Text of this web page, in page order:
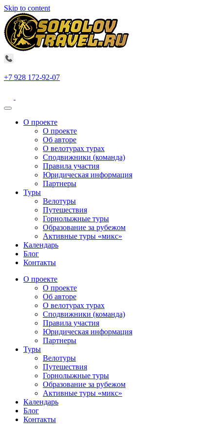
Skip to content
+7 928 172-92-07
О проекте
О проекте
Об авторе
О велотурах турах
Сподвижники (команда)
Правила участия
Юридическая информация
Партнеры
Туры
Велотуры
Путешествия
Горнолыжные туры
Образование за рубежом
Активные туры «микс»
Календарь
Блог
Контакты
О проекте
О проекте
Об авторе
О велотурах турах
Сподвижники (команда)
Правила участия
Юридическая информация
Партнеры
Туры
Велотуры
Путешествия
Горнолыжные туры
Образование за рубежом
Активные туры «микс»
Календарь
Блог
Контакты